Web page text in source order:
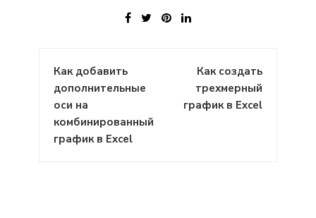
Навигация
по
записям
Как добавить
дополнительные
оси на
комбинированный
график в Excel
Как создать
трехмерный
график в Excel